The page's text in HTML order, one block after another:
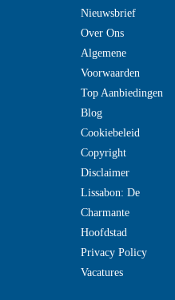
Nieuwsbrief
Over Ons
Algemene
Voorwaarden
Top Aanbiedingen
Blog
Cookiebeleid
Copyright
Disclaimer
Lissabon: De
Charmante
Hoofdstad
Privacy Policy
Vacatures